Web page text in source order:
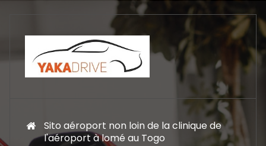
Sito aéroport non loin de la clinique de
l'aéroport à lomé au Togo